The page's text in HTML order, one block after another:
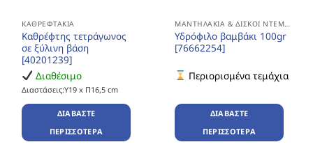
ΚΑΘΡΕΦΤΆΚΙΑ
Καθρέφτης τετράγωνος
σε ξύλινη βάση
[40201239]
Διαθέσιμο
Διαστάσεις:Υ19 x Π16,5 cm
ΔΙΑΒΆΣΤΕ
ΠΕΡΙΣΣΌΤΕΡΑ
ΜΑΝΤΗΛΆΚΙΑ & ΔΊΣΚΟΙ ΝΤΕΜΑΚΙΓΙΆΖ
Υδρόφιλο βαμβάκι 100gr
[76662254]
Περιορισμένα τεμάχια
ΔΙΑΒΆΣΤΕ
ΠΕΡΙΣΣΌΤΕΡΑ